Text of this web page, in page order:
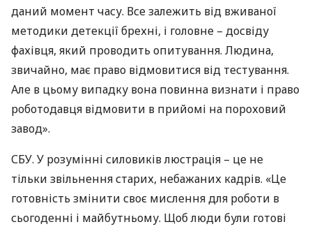
даний момент часу. Все залежить від вживаної
методики детекції брехні, і головне – досвіду
фахівця, який проводить опитування. Людина,
звичайно, має право відмовитися від тестування.
Але в цьому випадку вона повинна визнати і право
роботодавця відмовити в прийомі на пороховий
завод».
СБУ. У розумінні силовиків люстрація – це не
тільки звільнення старих, небажаних кадрів. «Це
готовність змінити своє мислення для роботи в
сьогоденні і майбутньому. Щоб люди були готові